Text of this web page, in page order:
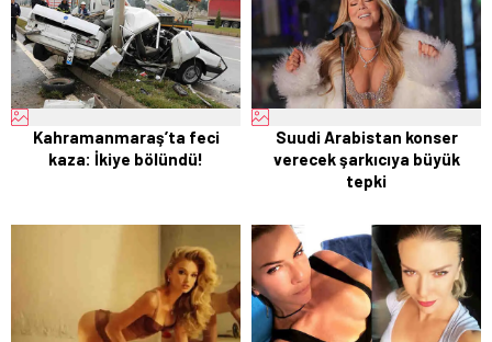
Kahramanmaraş’ta feci
kaza: İkiye bölündü!
Suudi Arabistan konser
verecek şarkıcıya büyük
tepki